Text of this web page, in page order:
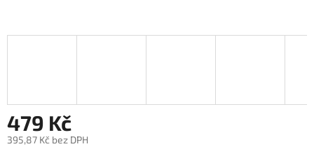
479 Kč
395,87 Kč bez DPH